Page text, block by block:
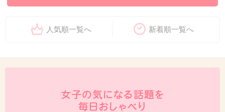
人気順一覧へ 新着順一覧へ